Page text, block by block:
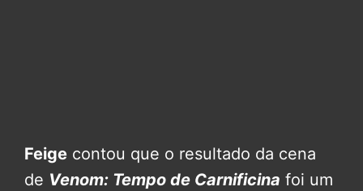
Feige contou que o resultado da cena
de Venom: Tempo de Carnificina foi um